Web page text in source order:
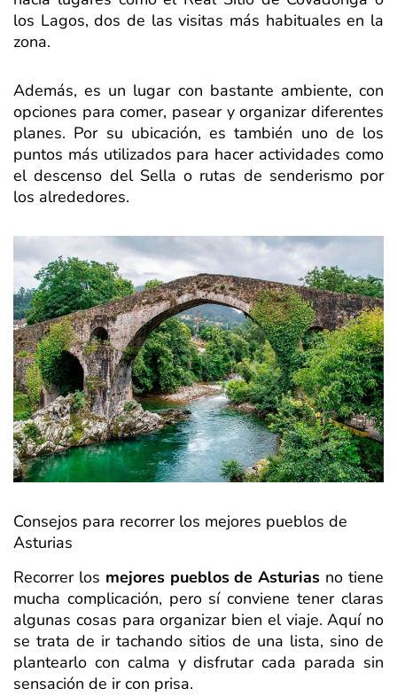
los Lagos, dos de las visitas más habituales en la
zona.
Además, es un lugar con bastante ambiente, con
opciones para comer, pasear y organizar diferentes
planes. Por su ubicación, es también uno de los
puntos más utilizados para hacer actividades como
el descenso del Sella o rutas de senderismo por
los alrededores.
Consejos para recorrer los mejores pueblos de
Asturias
Recorrer los mejores pueblos de Asturias no tiene
mucha complicación, pero sí conviene tener claras
algunas cosas para organizar bien el viaje. Aquí no
se trata de ir tachando sitios de una lista, sino de
plantearlo con calma y disfrutar cada parada sin
sensación de ir con prisa.